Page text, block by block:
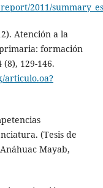
2011/
Atención a la
formación
129-146.
articulo.oa?
(Tesis de
Mayab,